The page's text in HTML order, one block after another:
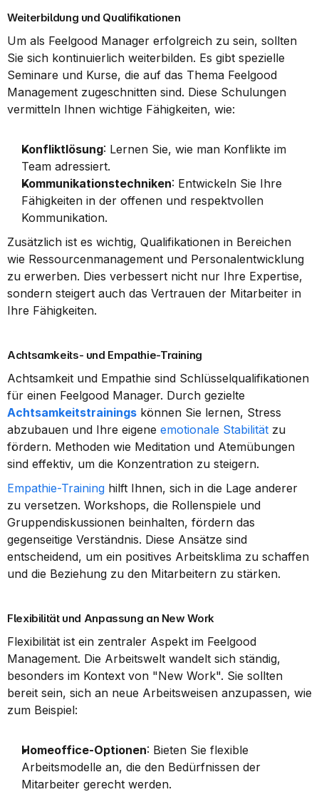
Weiterbildung und Qualifikationen
Um als Feelgood Manager erfolgreich zu sein, sollten
Sie sich kontinuierlich weiterbilden. Es gibt spezielle
Seminare und Kurse, die auf das Thema Feelgood
Management zugeschnitten sind. Diese Schulungen
vermitteln Ihnen wichtige Fähigkeiten, wie:
Konfliktlösung: Lernen Sie, wie man Konflikte im
Team adressiert.
Kommunikationstechniken: Entwickeln Sie Ihre
Fähigkeiten in der offenen und respektvollen
Kommunikation.
Zusätzlich ist es wichtig, Qualifikationen in Bereichen
wie Ressourcenmanagement und Personalentwicklung
zu erwerben. Dies verbessert nicht nur Ihre Expertise,
sondern steigert auch das Vertrauen der Mitarbeiter in
Ihre Fähigkeiten.
Achtsamkeits- und Empathie-Training
Achtsamkeit und Empathie sind Schlüsselqualifikationen
Achtsamkeitstrainings können Sie lernen, Stress
abzubauen und Ihre eigene emotionale Stabilität zu
fördern. Methoden wie Meditation und Atemübungen
sind effektiv, um die Konzentration zu steigern.
Empathie-Training hilft Ihnen, sich in die Lage anderer
zu versetzen. Workshops, die Rollenspiele und
Gruppendiskussionen beinhalten, fördern das
gegenseitige Verständnis. Diese Ansätze sind
entscheidend, um ein positives Arbeitsklima zu schaffen
und die Beziehung zu den Mitarbeitern zu stärken.
Flexibilität und Anpassung an New Work
Flexibilität ist ein zentraler Aspekt im Feelgood
Management. Die Arbeitswelt wandelt sich ständig,
besonders im Kontext von "New Work". Sie sollten
bereit sein, sich an neue Arbeitsweisen anzupassen, wie
zum Beispiel:
Homeoffice-Optionen: Bieten Sie flexible
Arbeitsmodelle an, die den Bedürfnissen der
Mitarbeiter gerecht werden.